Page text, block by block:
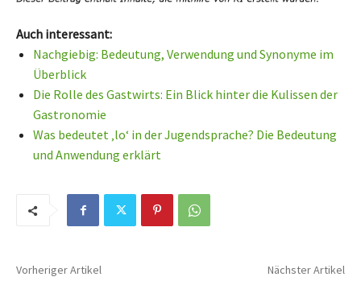
Auch interessant:
Nachgiebig: Bedeutung, Verwendung und Synonyme im
Überblick
Die Rolle des Gastwirts: Ein Blick hinter die Kulissen der
Gastronomie
Was bedeutet ‚lo‘ in der Jugendsprache? Die Bedeutung
und Anwendung erklärt
Vorheriger Artikel Nächster Artikel